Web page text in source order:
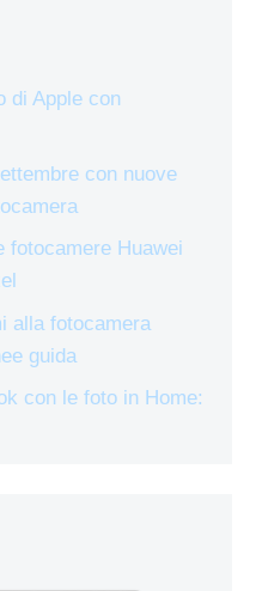
di Apple con
con nuove
fotocamere Huawei
alla fotocamera
guida
con le foto in Home: